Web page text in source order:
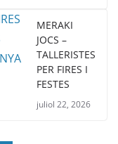
MERAKI
JOCS –
TALLERISTES
PER FIRES I
FESTES
juliol 22, 2026